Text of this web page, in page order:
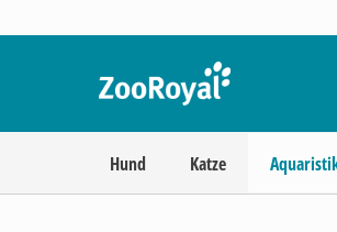
Hund Katze